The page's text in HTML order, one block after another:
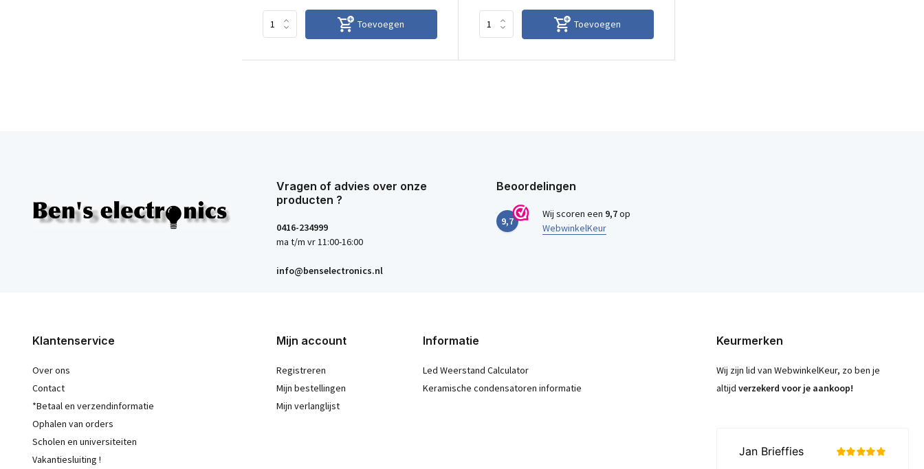
Toevoegen Toevoegen
Vragen of advies over onze
producten ?
0416-234999
ma t/m vr 11:00-16:00
info@benselectronics.nl
Beoordelingen
9,7
Wij scoren een 9,7op
WebwinkelKeur
Klantenservice
Over ons
Contact
*Betaal en verzendinformatie
Ophalen van orders
Scholen en universiteiten
Vakantiesluiting !
Mijn account
Registreren
Mijn bestellingen
Mijn verlanglijst
Informatie
Led Weerstand Calculator
Keramische condensatoren informatie
Keurmerken
Wij zijn lid van WebwinkelKeur, zo ben je
altijd verzekerd voor je aankoop!